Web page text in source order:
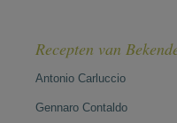
Recepten van
Antonio Carluccio
Gennaro Contaldo